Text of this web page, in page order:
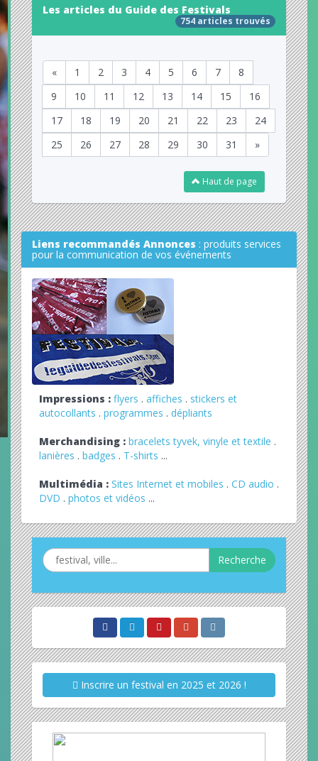
Les articles du Guide des Festivals
754 articles trouvés
« 1 2 3 4 5 6 7
8
9
10 11 12 13 14 15
16
17
18 19 20 21 22 23
24
25
26 27 28 29 30 31 »
Haut de page
Liens recommandés Annonces : produits services
pour la communication de vos événements
Impressions : flyers . affiches . stickers et
autocollants . programmes . dépliants
Merchandising : bracelets tyvek, vinyle et textile .
lanières . badges . T-shirts ...
Multimédia : Sites Internet et mobiles . CD audio .
DVD . photos et vidéos ...
Recherche
Inscrire un festival en 2025 et 2026 !